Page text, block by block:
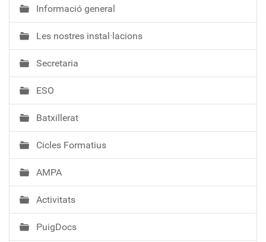
N
a
v
e
g
a
c
ó
Informació general
Les nostres instal·lacions
Secretaria
ESO
Batxillerat
Cicles Formatius
AMPA
Activitats
PuigDocs